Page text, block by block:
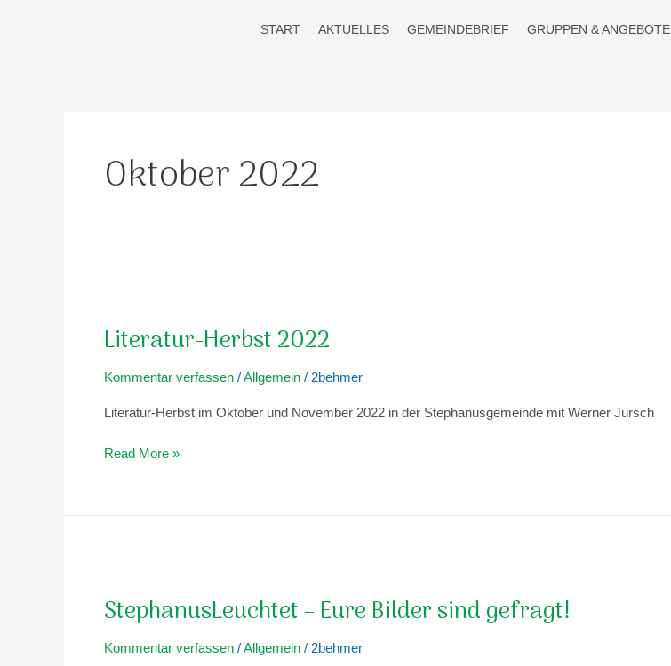
START AKTUELLES GEMEINDEBRIEF GRUPPEN & ANGEBOTE
Oktober 2022
Literatur-Herbst 2022
Kommentar verfassen /Allgemein / 2behmer
Literatur-Herbst im Oktober und November 2022 in der Stephanusgemeinde mit Werner Jursch
2022
Read More »
StephanusLeuchtet – Eure Bilder sind gefragt!
Kommentar verfassen /Allgemein / 2behmer
Eure
sind